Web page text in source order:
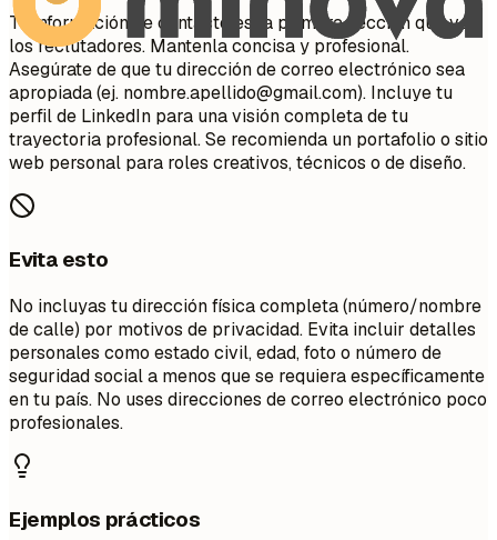
Tu información de contacto es la primera sección que ven
los reclutadores. Mantenla concisa y profesional.
Asegúrate de que tu dirección de correo electrónico sea
apropiada (ej. nombre.apellido@gmail.com). Incluye tu
perfil de LinkedIn para una visión completa de tu
trayectoria profesional. Se recomienda un portafolio o sitio
web personal para roles creativos, técnicos o de diseño.
Evita esto
No incluyas tu dirección física completa (número/nombre
de calle) por motivos de privacidad. Evita incluir detalles
personales como estado civil, edad, foto o número de
seguridad social a menos que se requiera específicamente
en tu país. No uses direcciones de correo electrónico poco
profesionales.
Ejemplos prácticos